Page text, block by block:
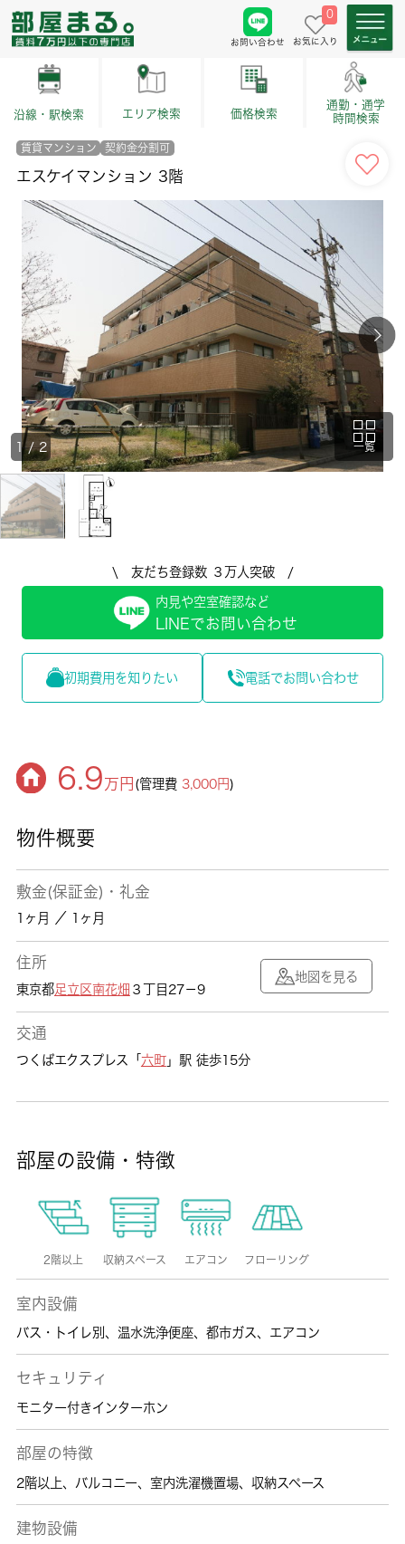
お問い合わせ
0
お気に入り
沿線・駅検索 エリア検索 価格検索
通勤・通学
時間検索
賃貸マンション 契約金分割可
エスケイマンション 3階
一覧
1/2
\ 友だち登録数 ３万人突破 /
内見や空室確認など
LINEでお問い合わせ
初期費用を知りたい 電話でお問い合わせ
6.9万円 (管理費3,000円)
物件概要
敷金(保証金)・礼金
1ヶ月 ／ 1ヶ月
住所
東京都足立区南花畑 ３丁目27－9
地図を見る
交通
つくばエクスプレス「 六町」駅 徒歩15分
部屋の設備・特徴
2階以上 収納スペース エアコン フローリング
室内設備
バス・トイレ別 、 温水洗浄便座、 都市ガス、 エアコン
セキュリティ
モニター付きインターホン
部屋の特徴
2階以上、 バルコニー、 室内洗濯機置場、 収納スペース
建物設備